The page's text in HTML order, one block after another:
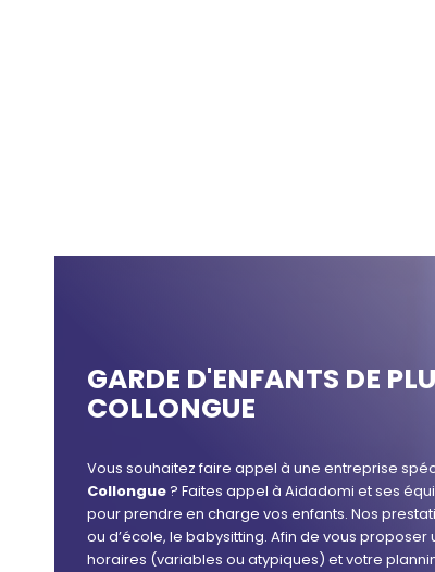
GARDE D'ENFANTS DE
COLLONGUE
Vous souhaitez faire appel à une entreprise
Collongue ? Faites appel à Aidadomi et ses
pour prendre en charge vos enfants. Nos
ou d’école, le babysitting. Afin de vous
horaires (variables ou atypiques) et votre